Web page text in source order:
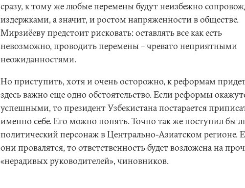
сразу, к тому же любые перемены будут неизбежно
издержками, а значит, и ростом напряженности в обществе.
Мирзиёеву предстоит рисковать: оставлять все как есть
невозможно, проводить перемены – чревато неприятными
неожиданностями.
Но приступить, хотя и очень осторожно, к реформам
здесь важно еще одно обстоятельство. Если реформы
успешными, то президент Узбекистана постарается
именно себе. Его можно понять. Точно так же поступил бы
политический персонаж в Центрально-Азиатском регионе.
они провалятся, то ответственность будет возложена на
«нерадивых руководителей», чиновников.